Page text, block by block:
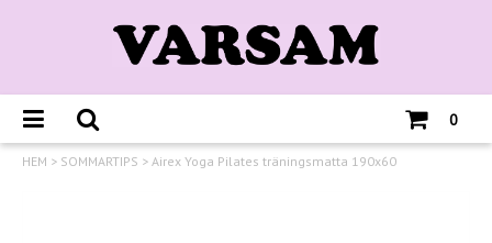
0
HEM > SOMMARTIPS > Airex Yoga Pilates träningsmatta 190x60